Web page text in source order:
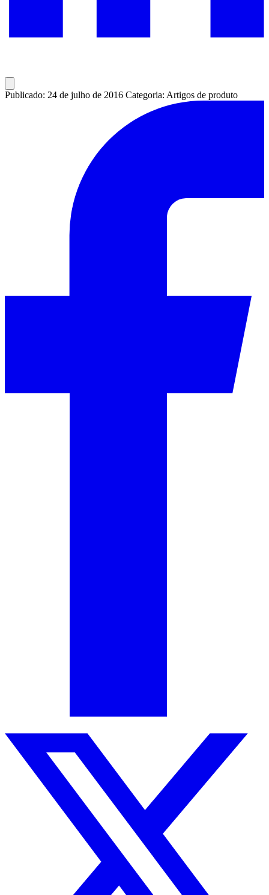
Publicado: 24 de julho de 2016 Categoria: Artigos de produto